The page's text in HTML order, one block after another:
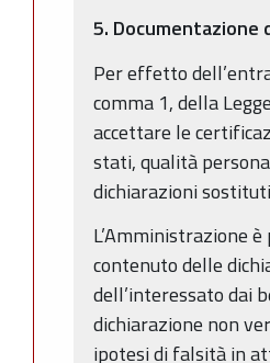
5. Documentazione
Per effetto
comma 1, della
accettare le
stati, qualità
dichiarazioni
L’Amministrazione
contenuto delle
dell’interessato dai
dichiarazione non
ipotesi di falsità in